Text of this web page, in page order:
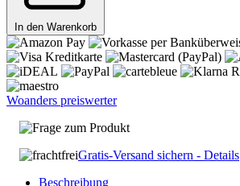
In den Warenkorb
Woanders preiswerter
Frage zum Produkt
Gratis-Versand sichern - Details
Beschreibung